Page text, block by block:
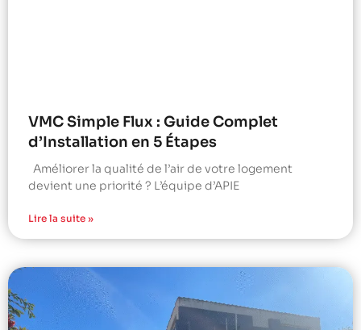
VMC Simple Flux : Guide Complet
d’Installation en 5 Étapes
Améliorer la qualité de l’air de votre logement
devient une priorité ? L’équipe d’APIE
Lire la suite »